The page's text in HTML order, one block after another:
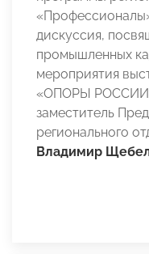
дискуссия,
промышленных
мероприятия
«ОПОРЫ
заместитель
регионального
Владимир